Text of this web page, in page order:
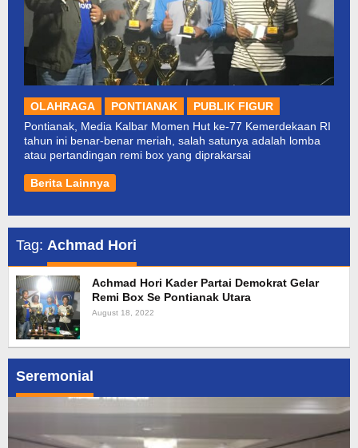
OLAHRAGA PONTIANAK
PUBLIK FIGUR
Pontianak, Media Kalbar Momen Hut ke-77 Kemerdekaan RI
tahun ini benar-benar meriah, salah satunya adalah lomba
atau pertandingan remi box yang diprakarsai
Berita Lainnya
Seremonial
Tag: Achmad Hori
Achmad Hori Kader Partai Demokrat Gelar
Remi Box Se Pontianak Utara
August 18, 2022